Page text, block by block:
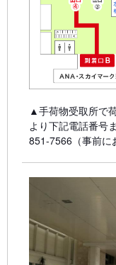
▲手荷物受取所で
より下記電話番号
851-7566（事前に